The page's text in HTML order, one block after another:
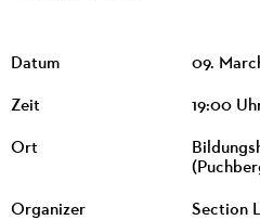
Datum 09.
Zeit 19:00
Ort
Organizer Section